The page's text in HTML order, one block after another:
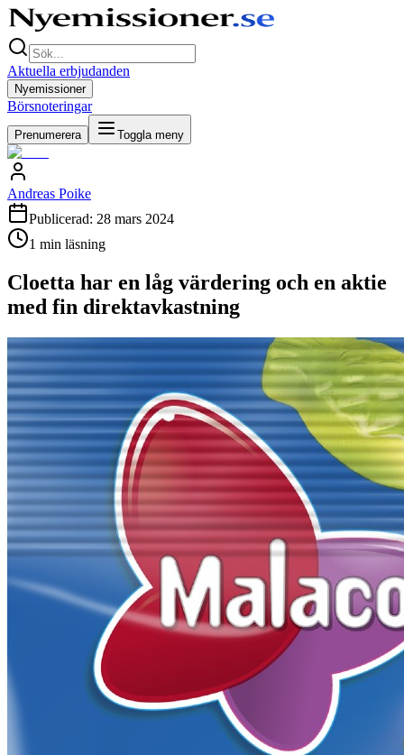
Aktuella erbjudanden
Nyemissioner
Börsnoteringar
Prenumerera Toggla meny
Andreas Poike
Publicerad: 28 mars 2024
1 min läsning
Cloetta har en låg värdering och en aktie
med fin direktavkastning